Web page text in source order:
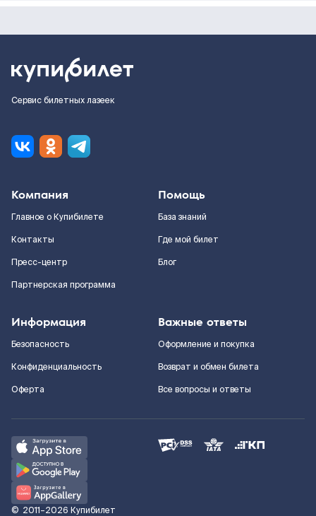
Сервис билетных лазеек
Компания
Главное о Купибилете
Контакты
Пресс-центр
Партнерская программа
Помощь
База знаний
Где мой билет
Блог
Информация
Безопасность
Конфиденциальность
Оферта
Важные ответы
Оформление и покупка
Возврат и обмен билета
Все вопросы и ответы
© 2011–2026 Купибилет